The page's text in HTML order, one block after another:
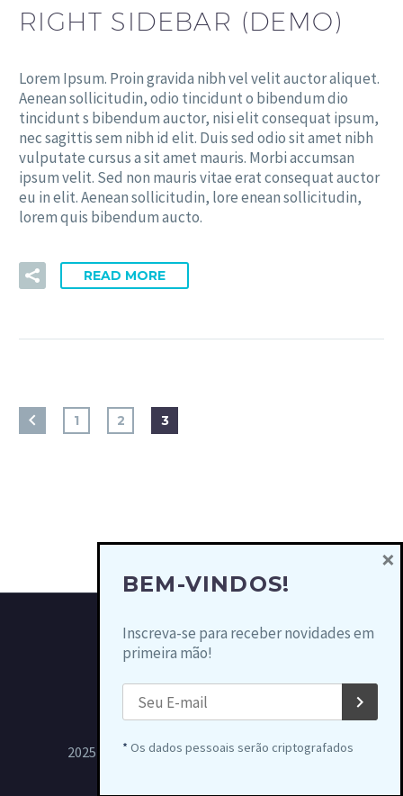
RIGHT SIDEBAR (DEMO)
Lorem Ipsum. Proin gravida nibh vel velit auctor aliquet.
Aenean sollicitudin, odio tincidunt o bibendum dio
tincidunt s bibendum auctor, nisi elit consequat ipsum,
nec sagittis sem nibh id elit. Duis sed odio sit amet nibh
vulputate cursus a sit amet mauris. Morbi accumsan
ipsum velit. Sed non mauris vitae erat consequat auctor
eu in elit. Aenean sollicitudin, lore enean sollicitudin,
lorem quis bibendum aucto.
READ MORE
1 2 3
2025 © Copyrights Circuito Light Rio Antigo
BEM-VINDOS!
Inscreva-se para receber novidades em
primeira mão!
* Os dados pessoais serão criptografados
×